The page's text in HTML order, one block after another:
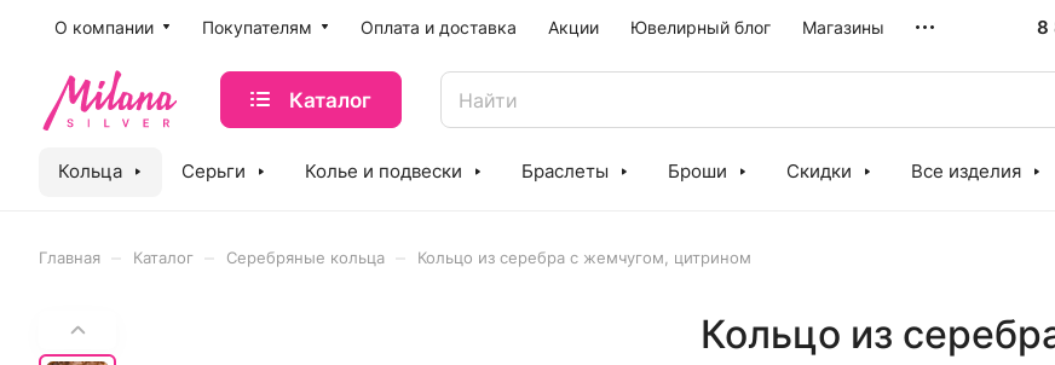
O компании Покупателям Оплата и доставка Акции Ювелирный блог Магазины 8
Каталог
Кольца Серьги Колье и подвески Браслеты Броши Скидки Все изделия
Главная Каталог Серебряные кольца Кольцо из серебра с жемчугом, цитрином
Кольцо из